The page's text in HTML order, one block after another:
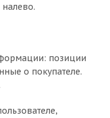
позиции
о покупателе.